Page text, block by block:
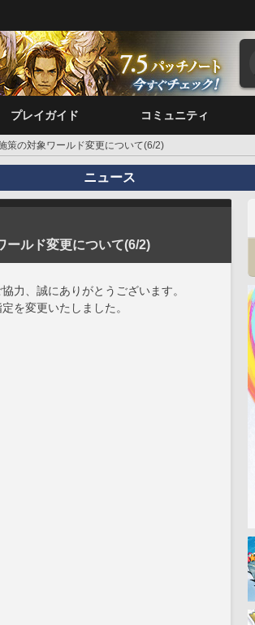
プレイガイド コミュニティ
策の対象ワールド変更について(6/2)
ニュース
ールド変更について(6/2)
力、誠にありがとうございます。
を変更いたしました。